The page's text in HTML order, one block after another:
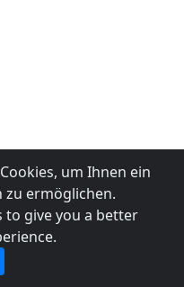
um Ihnen ein
zu ermöglichen.
to give you a better